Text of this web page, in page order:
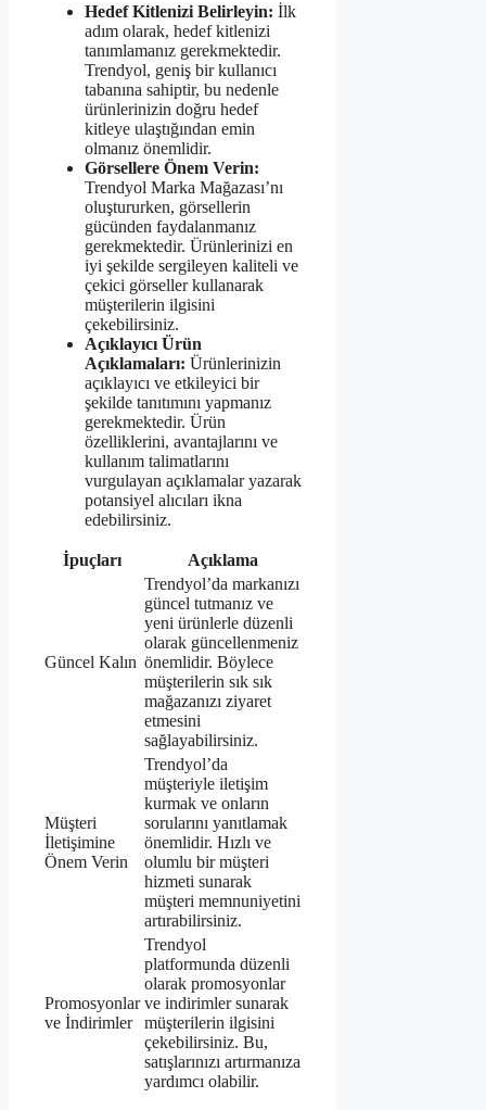
Hedef Kitlenizi Belirleyin: İlk
adım olarak, hedef kitlenizi
tanımlamanız gerekmektedir.
Trendyol, geniş bir kullanıcı
tabanına sahiptir, bu nedenle
ürünlerinizin doğru hedef
kitleye ulaştığından emin
olmanız önemlidir.
Görsellere Önem Verin:
Trendyol Marka Mağazası’nı
oluştururken, görsellerin
gücünden faydalanmanız
gerekmektedir. Ürünlerinizi en
iyi şekilde sergileyen kaliteli ve
çekici görseller kullanarak
müşterilerin ilgisini
çekebilirsiniz.
Açıklayıcı Ürün
Açıklamaları: Ürünlerinizin
açıklayıcı ve etkileyici bir
şekilde tanıtımını yapmanız
gerekmektedir. Ürün
özelliklerini, avantajlarını ve
kullanım talimatlarını
vurgulayan açıklamalar yazarak
potansiyel alıcıları ikna
edebilirsiniz.
İpuçları Açıklama
Güncel Kalın
Trendyol’da markanızı
güncel tutmanız ve
yeni ürünlerle düzenli
olarak güncellenmeniz
önemlidir. Böylece
müşterilerin sık sık
mağazanızı ziyaret
etmesini
sağlayabilirsiniz.
Müşteri
İletişimine
Önem Verin
Trendyol’da
müşteriyle iletişim
kurmak ve onların
sorularını yanıtlamak
önemlidir. Hızlı ve
olumlu bir müşteri
hizmeti sunarak
müşteri memnuniyetini
artırabilirsiniz.
Promosyonlar
ve İndirimler
Trendyol
platformunda düzenli
olarak promosyonlar
ve indirimler sunarak
müşterilerin ilgisini
çekebilirsiniz. Bu,
satışlarınızı artırmanıza
yardımcı olabilir.